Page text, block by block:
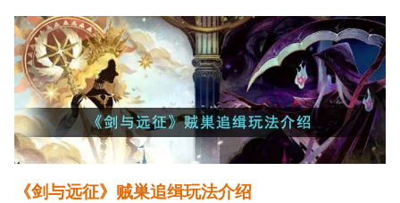
《剑与远征》贼巣追缉玩法介绍